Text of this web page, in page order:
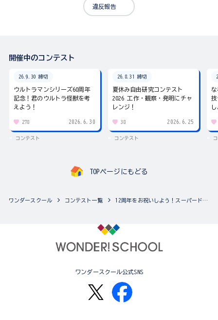
違反報告
開催中のコンテスト
26.9.30 締切
ウルトラマンシリーズ60周年
記念！君のウルトラ怪獣を考
えよう！
278 2026.6.30
コンテスト
26.8.31 締切
夏休み自由研究コンテスト
2026 工作・観察・発明にチャ
レンジ！
38 2026.6.25
コンテスト
な
技
TOPページにもどる
ワンダースクール コンテスト一覧 12周年をお祝いしよう！スーパードラゴンボールヒーローズ イラスト天下一武道会
ワンダースクール公式SNS